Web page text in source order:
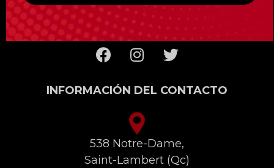
acceso solo para clientes de Formula Tours.
INFORMACIÓN DEL CONTACTO
538 Notre-Dame,
Saint-Lambert (Qc)